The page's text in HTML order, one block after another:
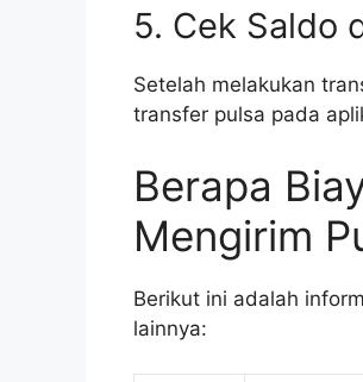
5. Cek Saldo
Setelah melakukan
transfer pulsa pada
Berapa
Mengirim
Berikut ini adalah
lainnya: